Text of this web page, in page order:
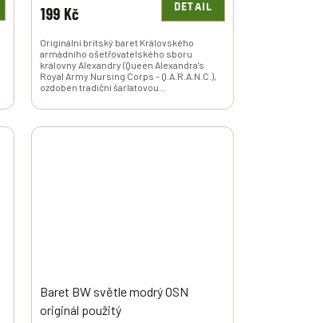
199 Kč DETAIL
Originální britský baret Královského
armádního ošetřovatelského sboru
královny Alexandry (Queen Alexandra's
Royal Army Nursing Corps - Q.A.R.A.N.C.),
ozdoben tradiční šarlatovou...
Baret BW světle modrý OSN
originál použitý